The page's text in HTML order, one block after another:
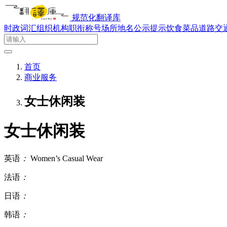
规范化翻译库
时政词汇组织机构职衔称号场所地名公示提示饮食菜品道路交
首页
商业服务
女士休闲装
女士休闲装
英语 ： Women’s Casual Wear
法语 ：
日语 ：
韩语 ：